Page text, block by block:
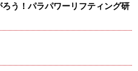
ろう！パラパワーリフティング研